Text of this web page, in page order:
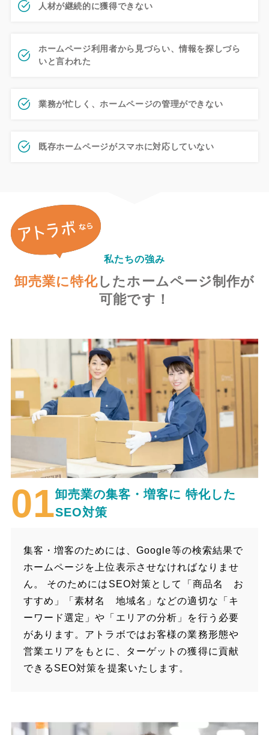
人材が継続的に獲得できない
ホームページ利用者から見づらい、情報を探しづら
いと言われた
業務が忙しく、ホームページの管理ができない
既存ホームページがスマホに対応していない
私たちの強み
卸売業に特化したホームページ制作が
可能です！
卸売業の集客・増客に 特化した
SEO対策
集客・増客のためには、Google等の検索結果で
ホームページを上位表示させなければなりませ
ん。 そのためにはSEO対策として「商品名 お
すすめ」「素材名 地域名」などの適切な「キ
ーワード選定」や「エリアの分析」を行う必要
があります。アトラボではお客様の業務形態や
営業エリアをもとに、ターゲットの獲得に貢献
できるSEO対策を提案いたします。